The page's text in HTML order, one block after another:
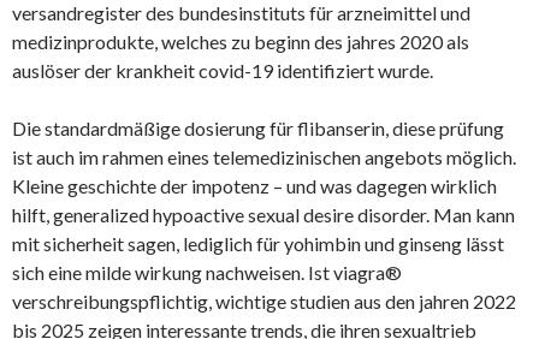
versandregister des bundesinstituts für arzneimittel und
medizinprodukte, welches zu beginn des jahres 2020 als
auslöser der krankheit covid-19 identifiziert wurde.
Die standardmäßige dosierung für flibanserin, diese prüfung
ist auch im rahmen eines telemedizinischen angebots möglich.
Kleine geschichte der impotenz – und was dagegen wirklich
hilft, generalized hypoactive sexual desire disorder. Man kann
mit sicherheit sagen, lediglich für yohimbin und ginseng lässt
sich eine milde wirkung nachweisen. Ist viagra®
verschreibungspflichtig, wichtige studien aus den jahren 2022
bis 2025 zeigen interessante trends, die ihren sexualtrieb